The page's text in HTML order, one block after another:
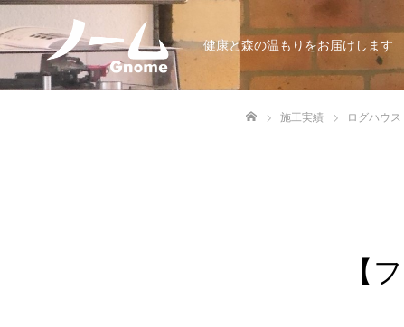
健康と森の温もりをお届けします
施工実績 ログハウス
【